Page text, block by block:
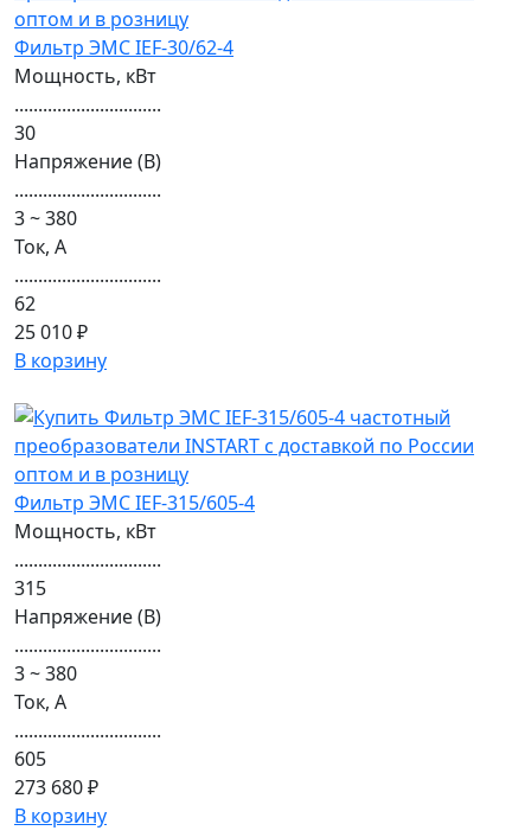
Фильтр ЭМС IEF-30/62-4
Мощность, кВт
...............................
30
Напряжение (В)
...............................
3 ~ 380
Ток, А
...............................
62
25 010 ₽
В корзину
Фильтр ЭМС IEF-315/605-4
Мощность, кВт
...............................
315
Напряжение (В)
...............................
3 ~ 380
Ток, А
...............................
605
273 680 ₽
В корзину